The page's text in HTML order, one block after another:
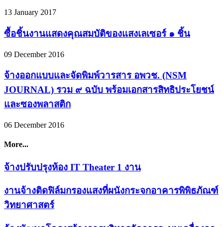
13 January 2017
ซื้อชิ้นงานแสดงคุณสมบัติของแสงเลเซอร์ ๑ ชิ้น
09 December 2016
จ้างออกแบบและจัดพิมพ์วารสาร อพวช. (NSM
JOURNAL) รวม ๙ ฉบับ พร้อมเอกสารสิทธิประโยชน์
และซองพลาสติก
06 December 2016
More...
จ้างปรับปรุงห้อง IT Theater 1 งาน
งานจ้างติดฟิล์มกรองแสงที่ผนังกระจกอาคารพิพิธภัณฑ์
วิทยาศาสตร์